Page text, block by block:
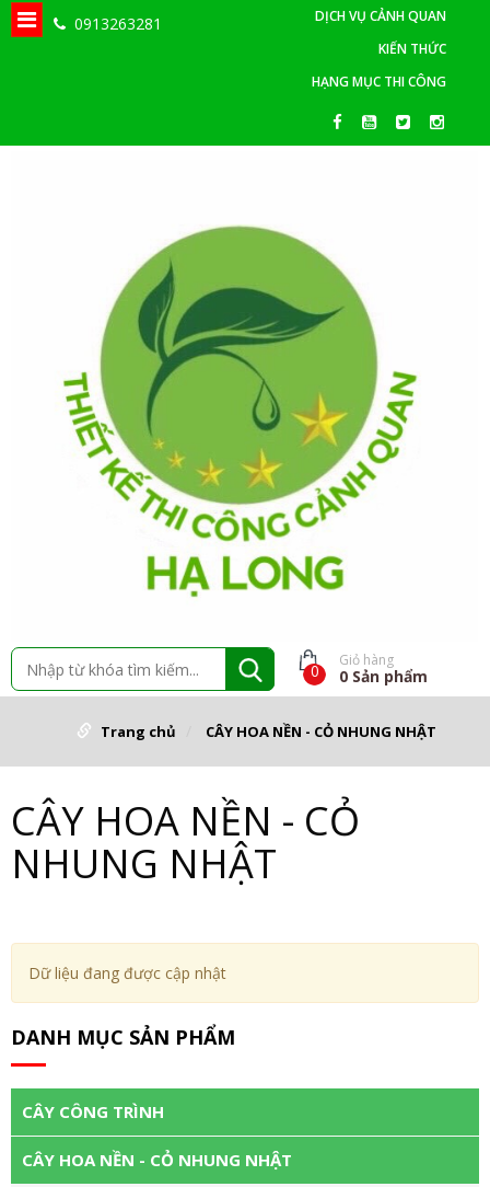
0913263281
DỊCH VỤ CẢNH QUAN
KIẾN THỨC
HẠNG MỤC THI CÔNG
0
Giỏ hàng
0 Sản phẩm
Trang chủ CÂY HOA NỀN - CỎ NHUNG NHẬT
CÂY HOA NỀN - CỎ
NHUNG NHẬT
Dữ liệu đang được cập nhật
DANH MỤC SẢN PHẨM
CÂY CÔNG TRÌNH
CÂY HOA NỀN - CỎ NHUNG NHẬT